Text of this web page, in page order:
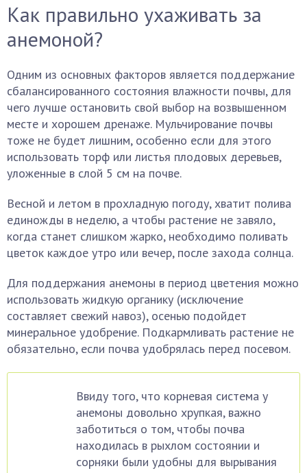
Как правильно ухаживать за
анемоной?
Одним из основных факторов является поддержание
сбалансированного состояния влажности почвы, для
чего лучше остановить свой выбор на возвышенном
месте и хорошем дренаже. Мульчирование почвы
тоже не будет лишним, особенно если для этого
использовать торф или листья плодовых деревьев,
уложенные в слой 5 см на почве.
Весной и летом в прохладную погоду, хватит полива
единожды в неделю, а чтобы растение не завяло,
когда станет слишком жарко, необходимо поливать
цветок каждое утро или вечер, после захода солнца.
Для поддержания анемоны в период цветения можно
использовать жидкую органику (исключение
составляет свежий навоз), осенью подойдет
минеральное удобрение. Подкармливать растение не
обязательно, если почва удобрялась перед посевом.
Ввиду того, что корневая система у
анемоны довольно хрупкая, важно
заботиться о том, чтобы почва
находилась в рыхлом состоянии и
сорняки были удобны для вырывания